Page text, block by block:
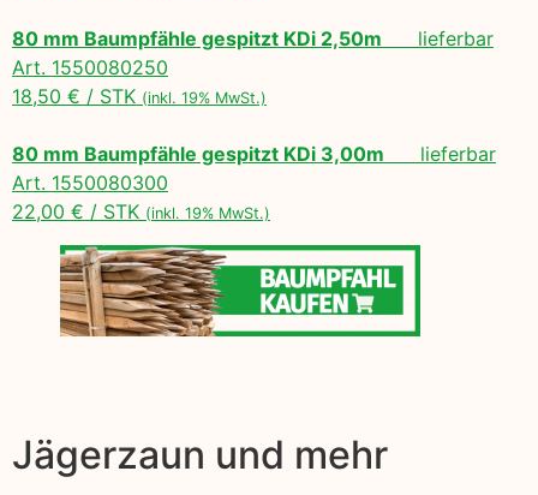
80 mm Baumpfähle gespitzt KDi 2,50m lieferbar
Art. 1550080250
18,50 € / STK (inkl. 19% MwSt.)
80 mm Baumpfähle gespitzt KDi 3,00m lieferbar
Art. 1550080300
22,00 € / STK (inkl. 19% MwSt.)
Jägerzaun und mehr